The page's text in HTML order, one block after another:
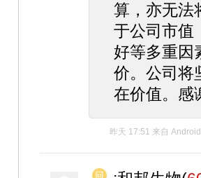
算，亦无法
于公司市值
好等多重因
价。公司将
在价值。感
昨天 17:51 来自 Android